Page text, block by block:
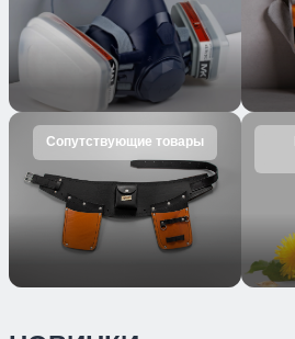
Сопутствующие товары